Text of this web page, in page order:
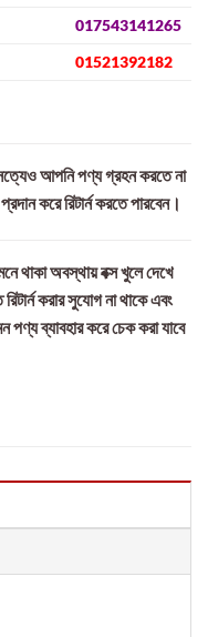
017543141265
01521392182
সত্যেও আপনি পণ্য গ্রহন করতে না
করে রিটার্ন করতে পারবেন।
থাকা অবস্থায় বক্স খুলে দেখে
করার সুযোগ না থাকে এবং
পণ্য ব্যাবহার করে চেক করা যাবে